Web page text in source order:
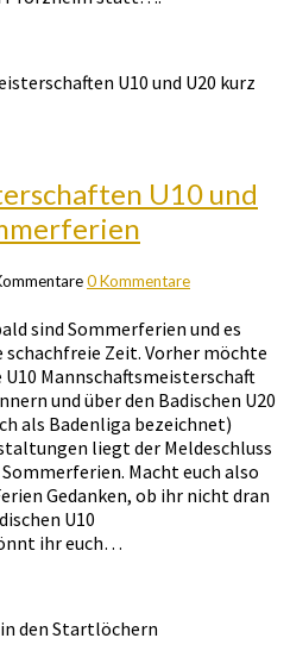
U10 und U20 kurz
U10 und
0 Kommentare
sind Sommerferien und es
Zeit. Vorher möchte
U10 Mannschaftsmeisterschaft
und über den Badischen U20
als Badenliga bezeichnet)
liegt der Meldeschluss
Macht euch also
Gedanken, ob ihr nicht dran
U10
ihr euch…
den Startlöchern